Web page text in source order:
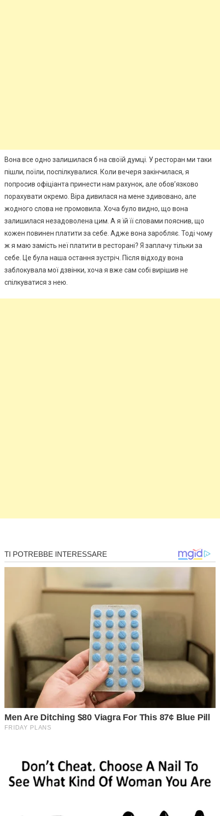
Вона все одно залишилася б на своїй думці. У ресторан ми таки
пішли, поїли, поспілкувалися. Коли вечеря закінчилася, я
попросив офіціанта принести нам рахунок, але обов’язково
порахувати окремо. Віра дивилася на мене здивовано, але
жодного слова не промовила. Хоча було видно, що вона
залишилася незадоволена цим. А я їй її словами пояснив, що
кожен повинен платити за себе. Адже вона заробляє. Тоді чому
ж я маю замість неї платити в ресторані? Я заплачу тільки за
себе. Це була наша остання зустріч. Після відходу вона
заблокувала мої дзвінки, хоча я вже сам собі вирішив не
спілкуватися з нею.